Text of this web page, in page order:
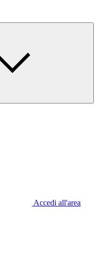
Accedi all'area